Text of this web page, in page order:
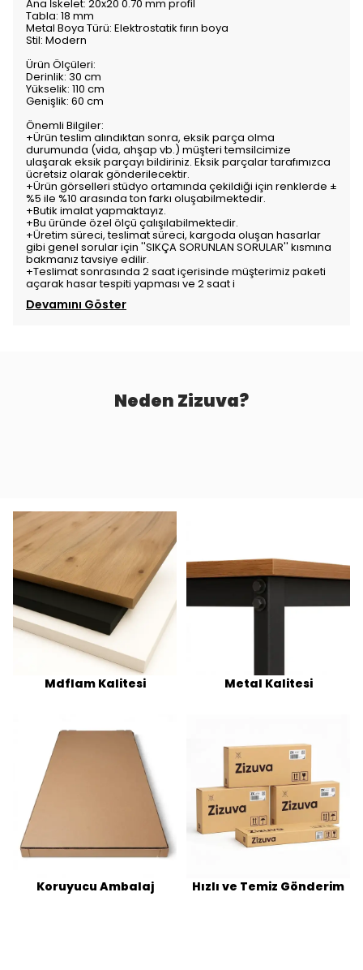
Ana İskelet: 20x20 0.70 mm profil
Tabla: 18 mm
Metal Boya Türü: Elektrostatik fırın boya
Stil: Modern
Ürün Ölçüleri:
Derinlik: 30 cm
Yükselik: 110 cm
Genişlik: 60 cm
Önemli Bilgiler:
+Ürün teslim alındıktan sonra, eksik parça olma
durumunda (vida, ahşap vb.) müşteri temsilcimize
ulaşarak eksik parçayı bildiriniz. Eksik parçalar tarafımızca
ücretsiz olarak gönderilecektir.
+Ürün görselleri stüdyo ortamında çekildiği için renklerde ±
%5 ile %10 arasında ton farkı oluşabilmektedir.
+Butik imalat yapmaktayız.
+Bu üründe özel ölçü çalışılabilmektedir.
+Üretim süreci, teslimat süreci, kargoda oluşan hasarlar
gibi genel sorular için ''SIKÇA SORUNLAN SORULAR'' kısmına
bakmanız tavsiye edilir.
+Teslimat sonrasında 2 saat içerisinde müşterimiz paketi
açarak hasar tespiti yapması ve 2 saat i
Devamını Göster
Neden Zizuva?
Mdflam Kalitesi Metal Kalitesi
Koruyucu Ambalaj Hızlı ve Temiz Gönderim